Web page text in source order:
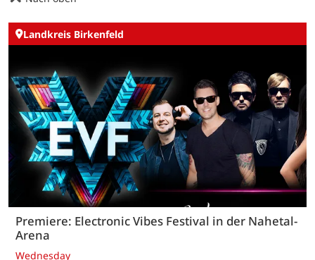
Landkreis Birkenfeld
Premiere: Electronic Vibes Festival in der Nahetal-
Arena
Wednesday